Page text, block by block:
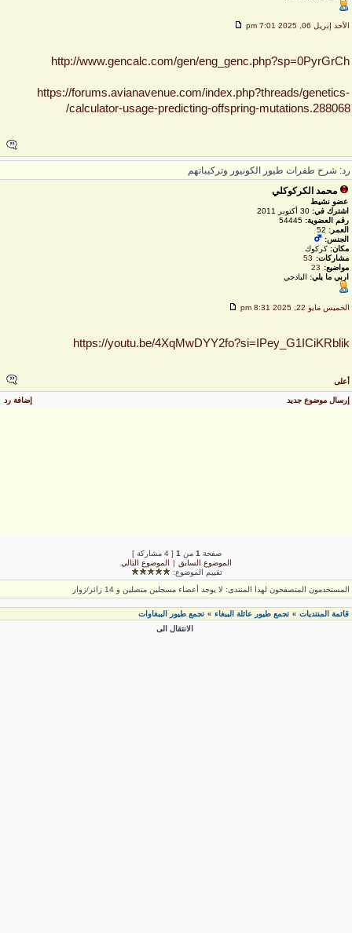
الأحد إبريل 06, 2025 7:01 pm
http://www.gencalc.com/gen/eng_genc.php?sp=0PyrGrCh
https://forums.avianavenue.com/index.php?threads/genetics-
calculator-usage-predicting-offspring-
شرح طفرات طيور الكونيور وتركيباتهم
محمد الكركوكلي
عضو نشيط
اشترك في:30 أكتوبر 2011
رقم العضوية:54445
العمر: 52
الجنس:
مكان:كركوك
مشاركات:
53
مواضيع:
23
اربي ما يلي:البادجي
الخميس مايو 22, 2025 8:31 pm
https://youtu.be/4XqMwDYY2fo?si=IPey_G1ICiKRblik
أعلى
إرسال موضوع جديد إضافة رد
صفحة1 من [ 4 مشاركة ]
الموضوع السابق| الموضوع التالي
تقييم الموضوع:
المستخدمون المتصفحون لهذا المنتدى: لا يوجد أعضاء مسجلين متصلين و 14 زائر/زوار
قائمة المنتديات» تجمع طيور عائلة الببغاء» تجمع طيور الببغاوات
الانتقال الى